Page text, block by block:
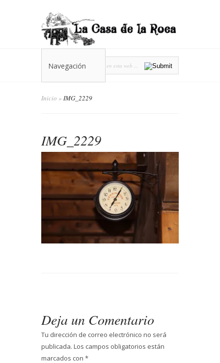
Navegación
Inicio » IMG_2229
IMG_2229
Deja un Comentario
Tu dirección de correo electrónico no será
publicada. Los campos obligatorios están
marcados con *